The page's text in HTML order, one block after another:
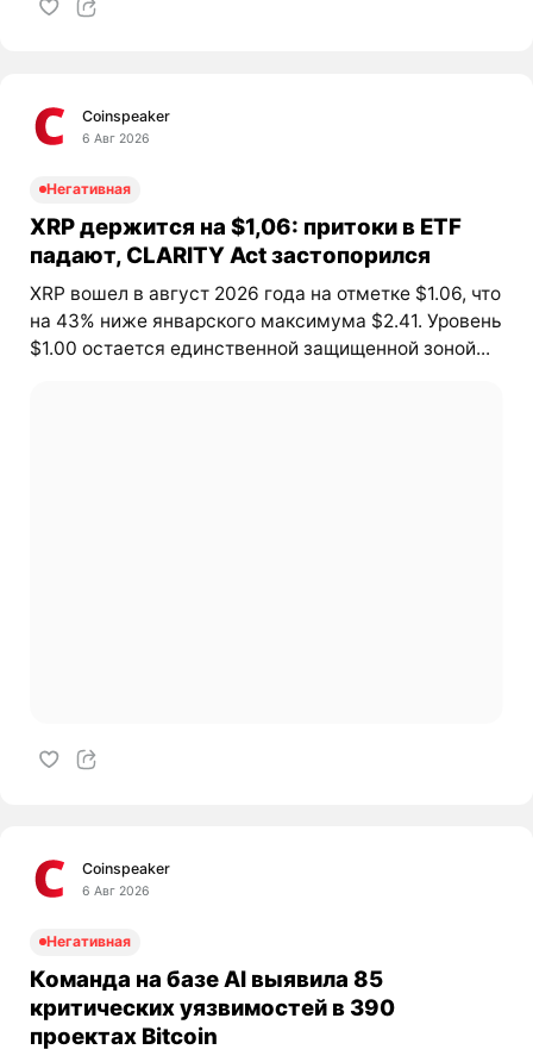
Coinspeaker
6 Авг 2026
Негативная
XRP держится на $1,06: притоки в ETF
падают, CLARITY Act застопорился
XRP вошел в август 2026 года на отметке $1.06, что
на 43% ниже январского максимума $2.41. Уровень
$1.00 остается единственной защищенной зоной...
Coinspeaker
6 Авг 2026
Негативная
Команда на базе AI выявила 85
критических уязвимостей в 390
проектах Bitcoin